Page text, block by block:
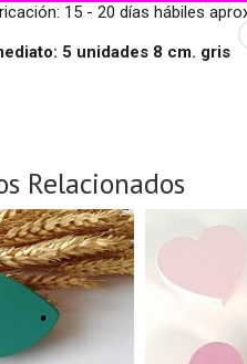
15 - 20 días hábiles
5 unidades 8 cm. gris
Relacionados